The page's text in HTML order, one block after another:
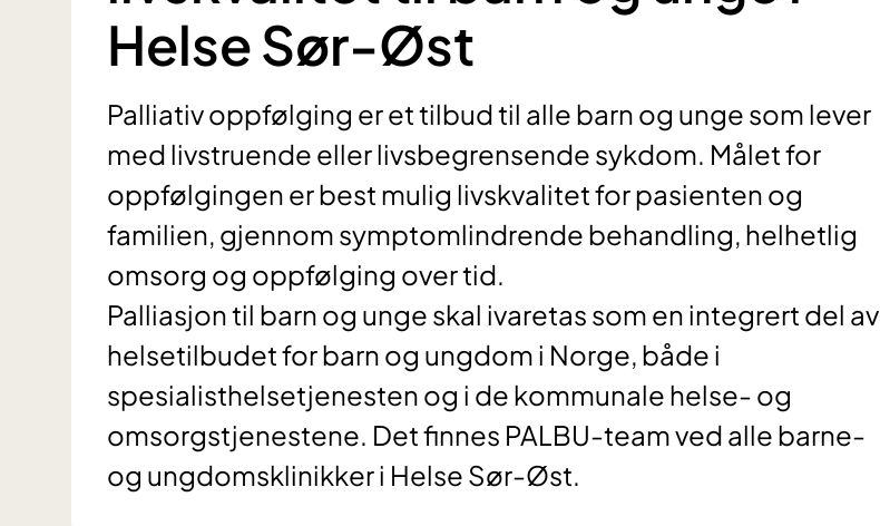
Helse Sør-Øst
Palliativ oppfølging er et tilbud til alle barn og unge som lever
med livstruende eller livsbegrensende sykdom. Målet for
oppfølgingen er best mulig livskvalitet for pasienten og
familien, gjennom symptomlindrende behandling, helhetlig
omsorg og oppfølging over tid.
Palliasjon til barn og unge skal ivaretas som en integrert del av
helsetilbudet for barn og ungdom i Norge, både i
spesialisthelsetjenesten og i de kommunale helse- og
omsorgstjenestene. Det finnes PALBU-team ved alle barne-